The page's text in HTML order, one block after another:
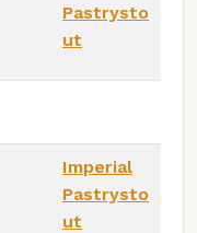
Pastrysto
ut
Imperial
Pastrysto
ut